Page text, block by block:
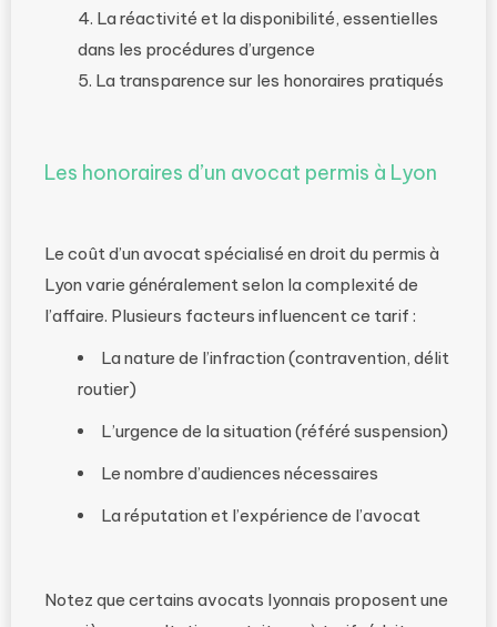
La réactivité et la disponibilité, essentielles
dans les procédures d’urgence
La transparence sur les honoraires pratiqués
Les honoraires d’un avocat permis à Lyon
Le coût d’un avocat spécialisé en droit du permis à
Lyon varie généralement selon la complexité de
l’affaire. Plusieurs facteurs influencent ce tarif :
La nature de l’infraction (contravention, délit
routier)
L’urgence de la situation (référé suspension)
Le nombre d’audiences nécessaires
La réputation et l’expérience de l’avocat
Notez que certains avocats lyonnais proposent une